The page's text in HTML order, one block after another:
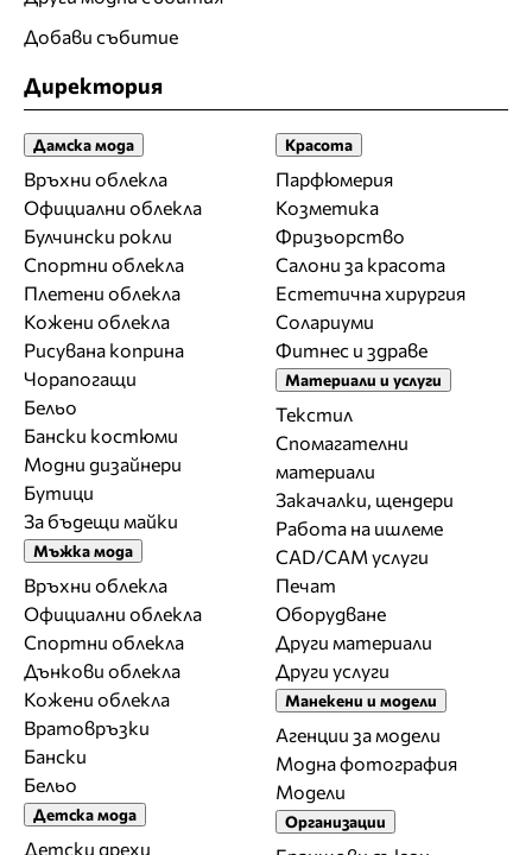
Добави събитие
Директория
Дамска мода
Връхни облекла
Официални облекла
Булчински рокли
Спортни облекла
Плетени облекла
Кожени облекла
Рисувана коприна
Чорапогащи
Бельо
Бански костюми
Модни дизайнери
Бутици
За бъдещи майки
Мъжка мода
Връхни облекла
Официални облекла
Спортни облекла
Дънкови облекла
Кожени облекла
Вратовръзки
Бански
Бельо
Детска мода
Детски дрехи
Красота
Парфюмерия
Козметика
Фризьорство
Салони за красота
Естетична хирургия
Солариуми
Фитнес и здраве
Материали и услуги
Текстил
Спомагателни
материали
Закачалки, щендери
Работа на ишлеме
CAD/CAM услуги
Печат
Оборудване
Други материали
Други услуги
Манекени и модели
Агенции за модели
Модна фотография
Модели
Организации